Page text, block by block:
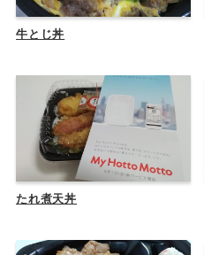
牛とじ丼
たれ煮天丼